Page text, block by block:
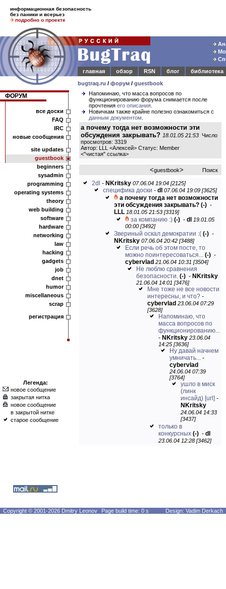
информационная безопасность
без паники и всерьез
подробно о проекте
главная
обзор RSN блог
библиотека
bugtraq.ru / форум / guestbook
ФОРУМ
все доски
FAQ
IRC
новые сообщения
site updates
guestbook
beginners
sysadmin
programming
operating systems
theory
web building
software
hardware
networking
law
hacking
gadgets
job
dnet
humor
miscellaneous
scrap
регистрация
Легенда:
новое сообщение
закрытая нитка
новое сообщение
в закрытой нитке
старое сообщение
Напоминаю, что масса вопросов по
функционированию форума снимается после
прочтения его описания
Новичкам также крайне полезно ознакомиться с
данным документом
а почему тогда нет возможности эти
обсуждения закрывать? 18.01.05 21:53 Число
просмотров: 3319
Автор: LLL <Алексей> Статус: Member
<"чистая" ссылка>
<guestbook> Поиск
2dl - NKritsky 07.06.04 19:04 [2125]
специфика доски - dl 07.06.04 19:09 [3625]
а почему тогда нет возможности
эти обсуждения закрывать? (-) -
LLL 18.01.05 21:53 [3319]
за компанию :) (-) - dl 19.01.05
00:00 [3492]
Звериный оскал демократии :( (-) -
NKritsky 07.06.04 20:42 [3488]
Если речь об этом посте, то
можно поинтересоваться... (-) -
cybervlad 21.06.04 10:31 [3504]
Не люблю сравнения
безопасности. (-) - NKritsky
21.06.04 14:01 [3476]
Мне тоже не все новости
интересны, и что? -
cybervlad 23.06.04 07:29
[3628]
Напоминаю, что
масса вопросов по
функционированию...
- NKritsky 23.06.04
14:25 [3636]
Ну давай начнем
умничать... -
cybervlad
24.06.04 07:39
[3764]
ушло в миск
(линк
инсайд) [url] -
NKritsky
24.06.04 14:33
[3437]
только в
конкурсных (-) - dl
23.06.04 12:28 [3462]
Copyright © 2001-2026 Dmitry Leonov Page build time: 0 s Design: Vadim Derkach